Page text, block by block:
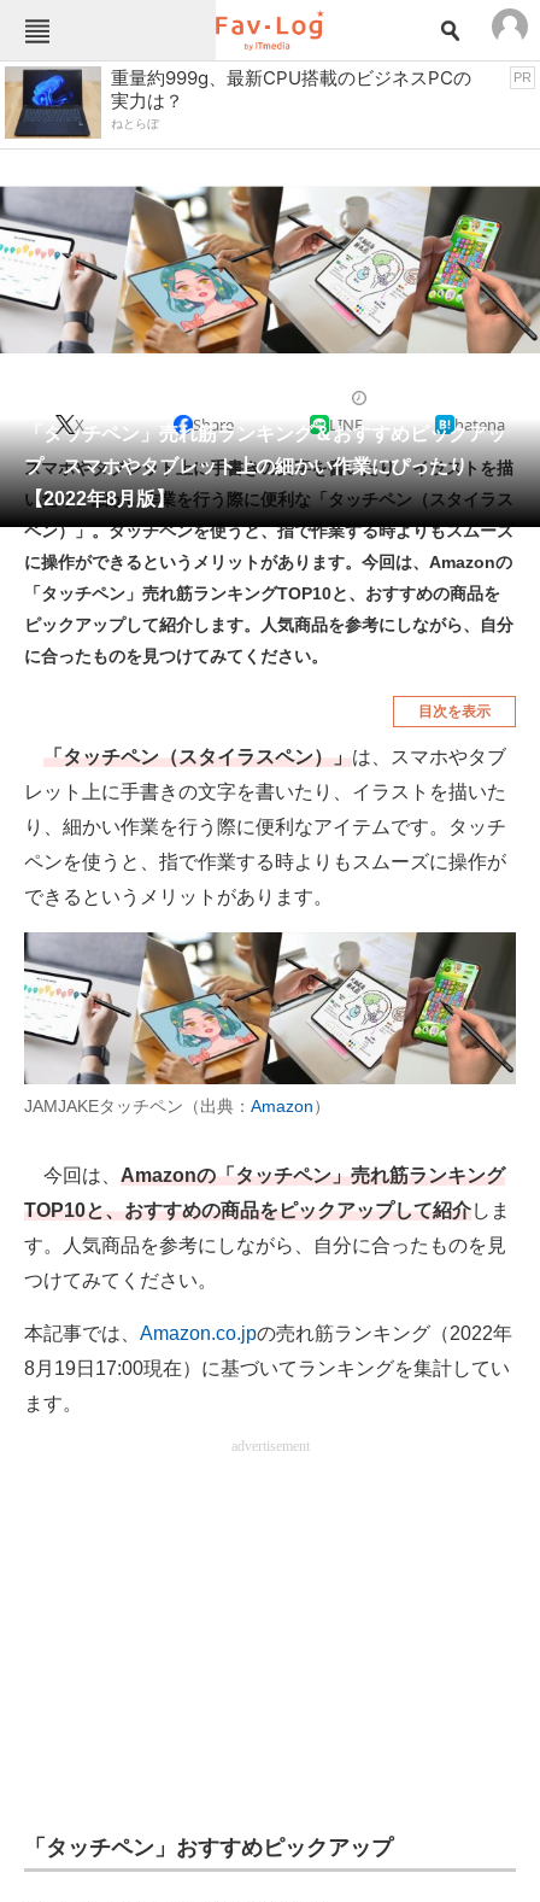
Fav-Logカテゴリー一覧
TOP
インテリア・収納 おもちゃ・ホビー
キッチン家電
キッチン用品 ゲーム
コンテンツ・サービス スイーツ・お菓子
スポーツ・レジャー スマホ・携帯電話
ペット 家電
工具・DIY 本・DVD・CD
生活家電 生活用品
空調・季節家電 美容・コスメ
腕時計 車・バイク
釣り具・釣り用品 食品・飲料・お酒
メディア
注目記事を集めた総合ページ
ITの今と未来を見通す
進化するPCとデバイスの未来
好きが集まる 比べて選べる
ビジネスと働き方のヒント
企業ITのトレンドを詳説
経営リーダーのコミュニティ
マーケ×ITの今がよく分かる
ITエンジニア向け専門サイト
重量約999g、最新CPU搭載のビジネスPCの
実力は？
ねとらぼ
PR
「タッチペン」売れ筋ランキング＆おすすめピックアッ
プ スマホやタブレット上の細かい作業にぴったり
【2022年8月版】
X Share LINE hatena
スマホやタブレット上に手書きの文字を書いたり、イラストを描
いたり、細かい作業を行う際に便利な「タッチペン（スタイラス
ペン）」。タッチペンを使うと、指で作業する時よりもスムーズ
に操作ができるというメリットがあります。今回は、Amazonの
「タッチペン」売れ筋ランキングTOP10と、おすすめの商品を
ピックアップして紹介します。人気商品を参考にしながら、自分
に合ったものを見つけてみてください。
目次を表示
「タッチペン（スタイラスペン）」は、スマホやタブ
レット上に手書きの文字を書いたり、イラストを描いた
り、細かい作業を行う際に便利なアイテムです。タッチ
ペンを使うと、指で作業する時よりもスムーズに操作が
できるというメリットがあります。
JAMJAKEタッチペン（出典： Amazon）
今回は、 Amazonの「タッチペン」売れ筋ランキング
TOP10と、おすすめの商品をピックアップして紹介しま
す。人気商品を参考にしながら、自分に合ったものを見
つけてみてください。
本記事では、 Amazon.co.jpの売れ筋ランキング（2022年
8月19日17:00現在）に基づいてランキングを集計してい
ます。
advertisement
「タッチペン」おすすめピックアップ